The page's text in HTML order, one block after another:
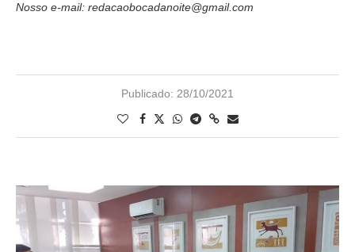
Nosso e-mail: redacaobocadanoite@gmail.com
Publicado: 28/10/2021